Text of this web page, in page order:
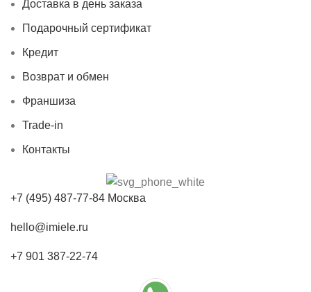
Доставка в день заказа
Подарочный сертификат
Кредит
Возврат и обмен
Франшиза
Trade-in
Контакты
+7 (495) 487-77-84 Москва
hello@imiele.ru
+7 901 387-22-74